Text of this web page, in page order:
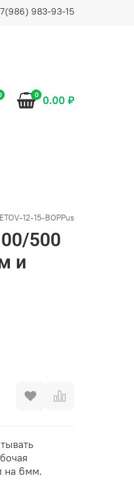
983-93-15
0 0.00 ₽
12-15-BOPPus
500
и
на 6мм.